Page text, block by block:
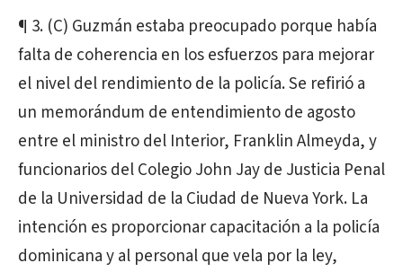
¶ 3. (C) Guzmán estaba preocupado porque había
falta de coherencia en los esfuerzos para mejorar
el nivel del rendimiento de la policía. Se refirió a
un memorándum de entendimiento de agosto
entre el ministro del Interior, Franklin Almeyda, y
funcionarios del Colegio John Jay de Justicia Penal
de la Universidad de la Ciudad de Nueva York. La
intención es proporcionar capacitación a la policía
dominicana y al personal que vela por la ley,